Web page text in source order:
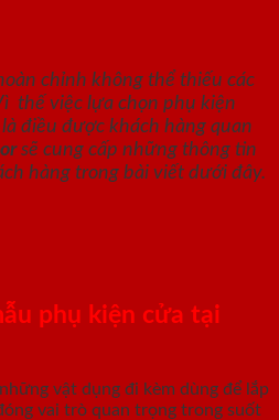
chỉnh không thể thiếu các
thế việc lựa chọn phụ kiện
điều được khách hàng quan
sẽ cung cấp những thông tin
hàng trong bài viết dưới đây.
phụ kiện cửa tại
vật dụng đi kèm dùng để lắp
vai trò quan trọng trong suốt